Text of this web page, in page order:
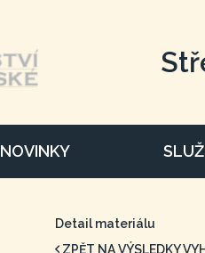
NOVINKY
Detail materiálu
ZPĚT NA VÝSLEDKY